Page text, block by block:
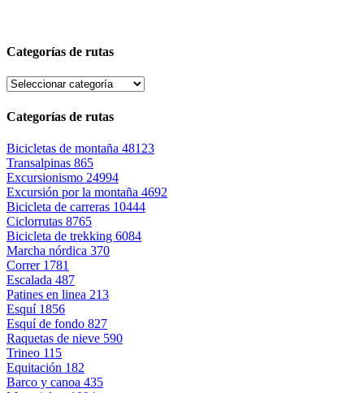
Categorías de rutas
Categorías de rutas
Bicicletas de montaña 48123
Transalpinas 865
Excursionismo 24994
Excursión por la montaña 4692
Bicicleta de carreras 10444
Ciclorrutas 8765
Bicicleta de trekking 6084
Marcha nórdica 370
Correr 1781
Escalada 487
Patines en linea 213
Esquí 1856
Esquí de fondo 827
Raquetas de nieve 590
Trineo 115
Equitación 182
Barco y canoa 435